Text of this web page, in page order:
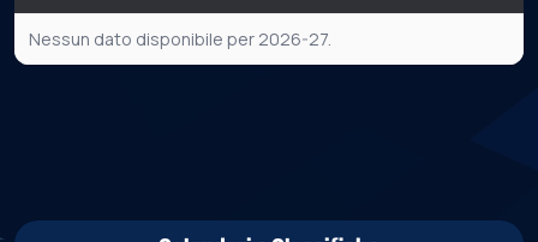
Nessun dato disponibile per 2026-27.